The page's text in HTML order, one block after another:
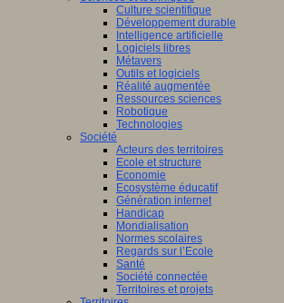
Culture scientifique
Développement durable
Intelligence artificielle
Logiciels libres
Métavers
Outils et logiciels
Réalité augmentée
Ressources sciences
Robotique
Technologies
Société
Acteurs des territoires
Ecole et structure
Economie
Ecosystème éducatif
Génération internet
Handicap
Mondialisation
Normes scolaires
Regards sur l’Ecole
Santé
Société connectée
Territoires et projets